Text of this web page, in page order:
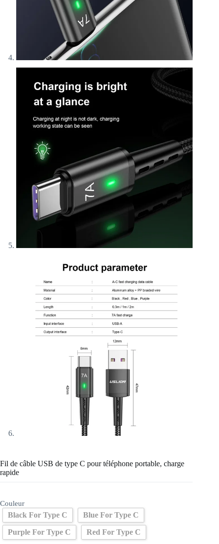
Fil de câble USB de type C pour téléphone portable, charge
rapide
Couleur
Black For Type C Blue For Type C
Purple For Type C Red For Type C